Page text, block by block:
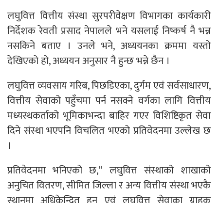
लघुवित्त वित्तीय संस्था सुरपरीवेक्षण विभागका कार्यकारी
निर्देशक रेवती प्रसाद नेपालले भने यसलाई निष्कर्ष नै भन्न
नसकिने बताए । उनले भने, अध्ययनका क्रममा यस्तो
देखिएको हो, अध्ययन अनुसार नै हुन्छ भन्ने छैन ।
लघुवित्त व्यवसाय गरिब, पिछडिएका, दुर्गम एवं सर्वसाधारण,
वित्तीय सेवाको पहुँचमा पर्न नसक्ने वर्गका लागि वित्तीय
मध्यस्थकर्ताको भूमिकाभन्दा बाहिर गएर विशिष्टिकृत सेवा
दिने संस्था भएपनि विचलित भएको प्रतिवेदनमा उल्लेख छ
।
प्रतिवेदनमा भनिएको छ,“ लघुवित्त संस्थाको शाखाको
अनुचित वितरण, सीमित जिल्ला र अन्य वित्तीय संस्था भएकै